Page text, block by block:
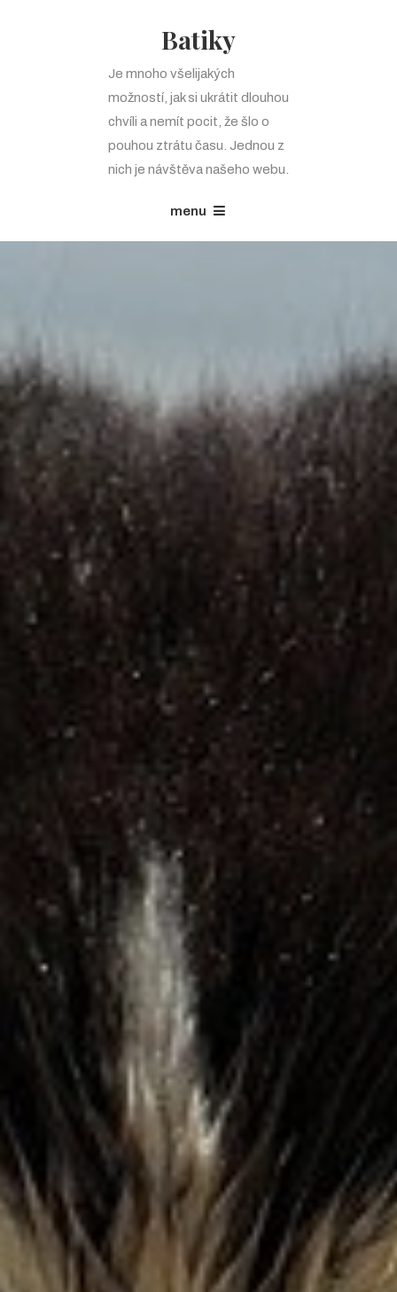
Batiky
Je mnoho všelijakých
možností, jak si ukrátit dlouhou
chvíli a nemít pocit, že šlo o
pouhou ztrátu času. Jednou z
nich je návštěva našeho webu.
menu